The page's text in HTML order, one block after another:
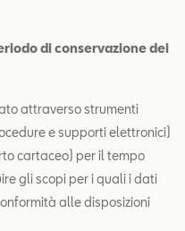
di conservazione dei
attraverso strumenti
e supporti elettronici)
cartaceo) per il tempo
gli scopi per i quali i dati
alle disposizioni